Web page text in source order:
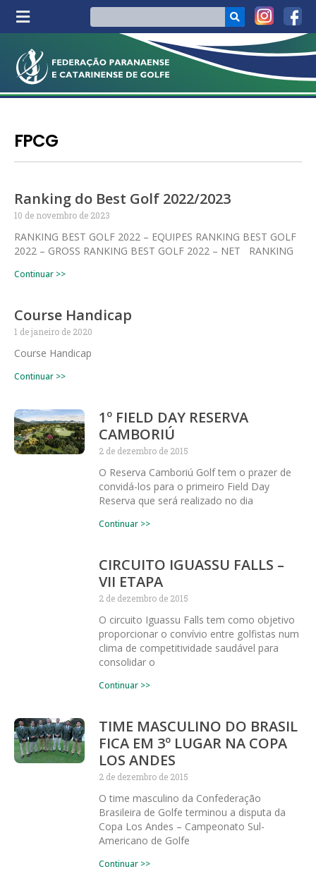
FPCG
Ranking do Best Golf 2022/2023
10 de novembro de 2023
RANKING BEST GOLF 2022 – EQUIPES RANKING BEST GOLF
2022 – GROSS RANKING BEST GOLF 2022 – NET RANKING
Continuar >>
Course Handicap
1 de janeiro de 2020
Course Handicap
Continuar >>
1º FIELD DAY RESERVA
CAMBORIÚ
2 de dezembro de 2015
O Reserva Camboriú Golf tem o prazer de
convidá-los para o primeiro Field Day
Reserva que será realizado no dia
Continuar >>
CIRCUITO IGUASSU FALLS –
VII ETAPA
2 de dezembro de 2015
O circuito Iguassu Falls tem como objetivo
proporcionar o convívio entre golfistas num
clima de competitividade saudável para
consolidar o
Continuar >>
TIME MASCULINO DO BRASIL
FICA EM 3º LUGAR NA COPA
LOS ANDES
2 de dezembro de 2015
O time masculino da Confederação
Brasileira de Golfe terminou a disputa da
Copa Los Andes – Campeonato Sul-
Americano de Golfe
Continuar >>